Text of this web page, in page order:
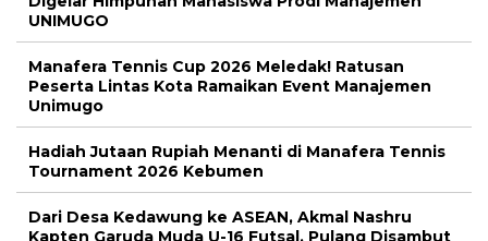
UNIMUGO
Manafera Tennis Cup 2026 Meledak! Ratusan
Peserta Lintas Kota Ramaikan Event Manajemen
Unimugo
Hadiah Jutaan Rupiah Menanti di Manafera Tennis
Tournament 2026 Kebumen
Dari Desa Kedawung ke ASEAN, Akmal Nashru
Kapten Garuda Muda U-16 Futsal, Pulang Disambut